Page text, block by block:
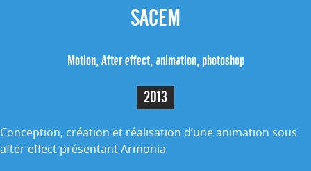
SACEM
Motion, After effect, animation, photoshop
2013
Conception, création et réalisation d’une animation sous
after effect présentant Armonia